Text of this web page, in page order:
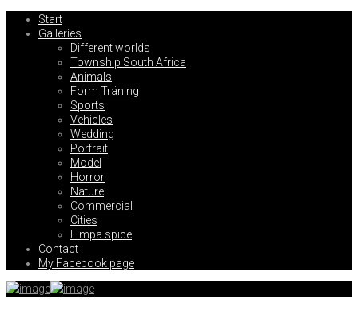
Start
Galleries
Different worlds
Township South Africa
Animals
Form Träning
Sports
Vehicles
Wedding
Portrait
Model
Horror
Nature
Commercial
Cities
Fimpa spice
Contact
My Facebook page